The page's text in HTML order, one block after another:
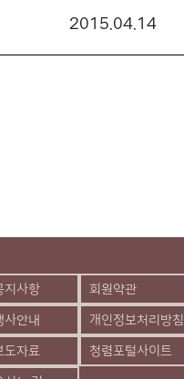
2015.04.14
지사항
사안내
도자료
회원약관
개인정보처리방침
청렴포털사이트